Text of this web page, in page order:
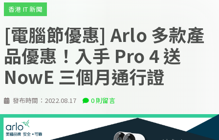
發布時間： 2022.08.17 0 則留言
香港 IT 新聞
[電腦節優惠] Arlo 多款產
品優惠！入手 Pro 4 送
NowE 三個月通行證